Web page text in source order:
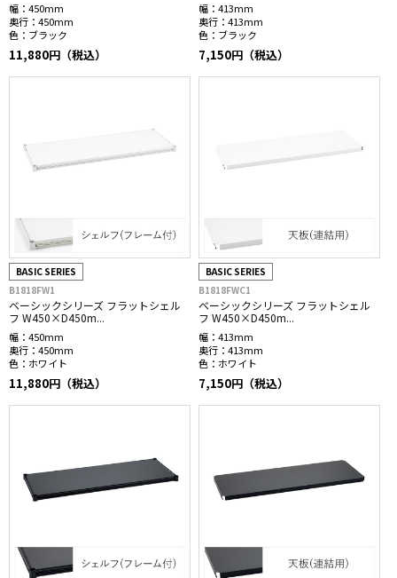
幅： 450mm
奥行： 450mm
色： ブラック
11,880円（税込）
幅： 413mm
奥行： 413mm
色： ブラック
7,150円（税込）
BASIC SERIES
B1818FW1
ベーシックシリーズ フラットシェル
フ W450×D450m...
幅： 450mm
奥行： 450mm
色： ホワイト
11,880円（税込）
BASIC SERIES
B1818FWC1
ベーシックシリーズ フラットシェル
フ W450×D450m...
幅： 413mm
奥行： 413mm
色： ホワイト
7,150円（税込）